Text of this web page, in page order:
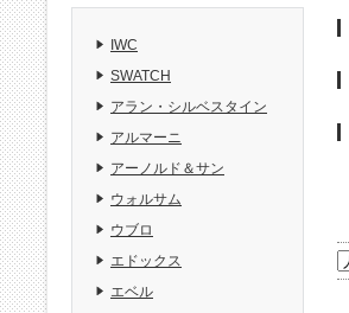
IWC
SWATCH
アラン・シルベスタイン
アルマーニ
アーノルド＆サン
ウォルサム
ウブロ
エドックス
エベル